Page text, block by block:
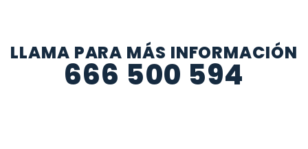
LLAMA PARA MÁS INFORMACIÓN
666 500 594